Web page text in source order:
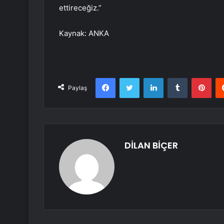
ettireceğiz.”
Kaynak: ANKA
Paylaş
FacebookTwitter LinkedInTumblr
DİLAN BİÇER